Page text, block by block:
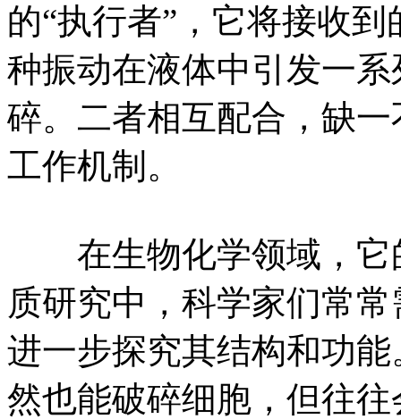
的“执行者”，它将接收
种振动在液体中引发一
碎。二者相互配合，缺
工作机制。
在生物化学领域，它
质研究中，科学家们常
进一步探究其结构和功
然也能破碎细胞，但往